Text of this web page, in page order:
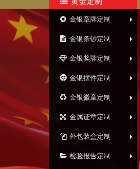
金银章牌定制
金银条钞定制
金银奖牌定制
金银摆件定制
金银徽章定制
金属证章定制
外包装盒定制
检验报告定制